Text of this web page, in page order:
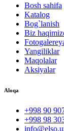
Bosh sahifa
Katalog
Bog`lanish
Biz
Yangiliklar
Maqolalar
Aksiyalar
Aloqa
+998 90
+998 98